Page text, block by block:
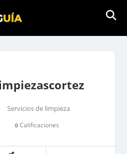
Servicios de limpieza
0Calificaciones